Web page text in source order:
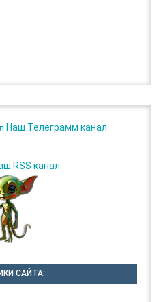
Наш Телеграмм канал
RSS канал
САЙТА: